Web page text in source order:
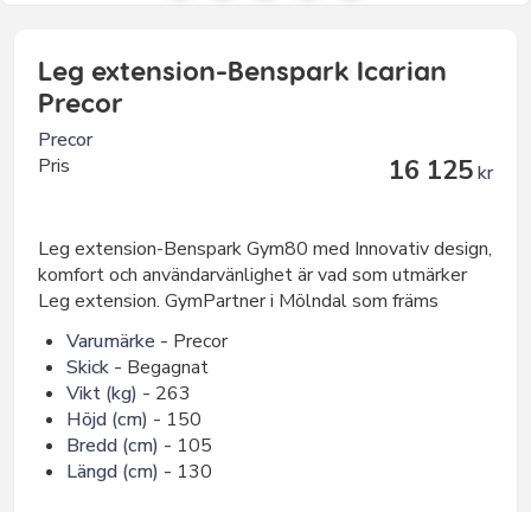
Leg extension-Benspark Icarian
Precor
Precor
Pris
16 125kr
Leg extension-Benspark Gym80 med Innovativ design,
komfort och användarvänlighet är vad som utmärker
Leg extension. GymPartner i Mölndal som främs
Varumärke - Precor
Skick - Begagnat
Vikt (kg) - 263
Höjd (cm) - 150
Bredd (cm) - 105
Längd (cm) - 130